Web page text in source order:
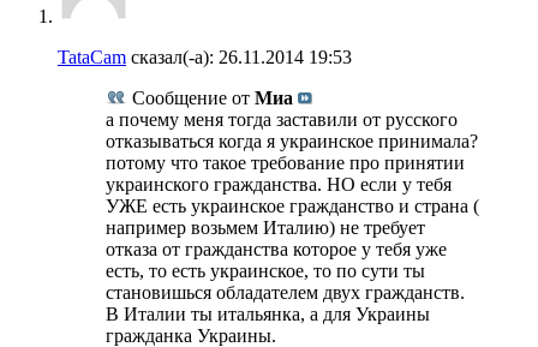
TataCam сказал(-а): 26.11.2014 19:53
Сообщение от Миа
а почему меня тогда заставили от русского
отказываться когда я украинское принимала?
потому что такое требование про принятии
украинского гражданства. НО если у тебя
УЖЕ есть украинское гражданство и страна (
например возьмем Италию) не требует
отказа от гражданства которое у тебя уже
есть, то есть украинское, то по сути ты
становишься обладателем двух гражданств.
В Италии ты итальянка, а для Украины
гражданка Украины.